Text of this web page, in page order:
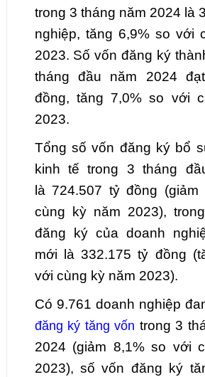
trong 3 tháng năm 2024 là
nghiệp, tăng 6,9% so với
2023. Số vốn đăng ký
tháng đầu năm 2024
đồng, tăng 7,0% so với
2023.
Tổng số vốn đăng ký bổ
kinh tế trong 3 tháng
là 724.507 tỷ đồng (giảm
cùng kỳ năm 2023),
đăng ký của doanh
mới là332.175 tỷ đồng (
với cùng kỳ năm 2023).
Có 9.761 doanh nghiệp
đăng ký tăng vốn trong3
2024 (giảm 8,1% so với
2023), số vốn đăng ký